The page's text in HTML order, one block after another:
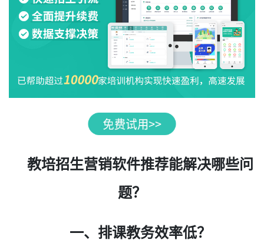
教培招生营销软件推荐能解决哪些问
题？
一、排课教务效率低？